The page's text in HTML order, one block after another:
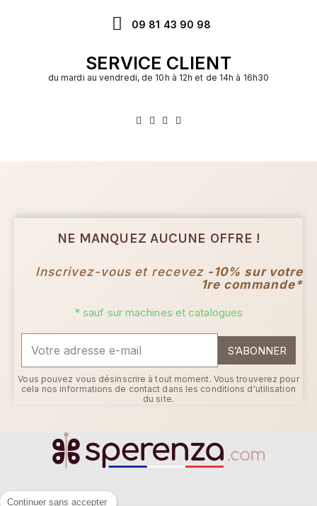
09 81 43 90 98
SERVICE CLIENT
du mardi au vendredi, de 10h à 12h et de 14h à 16h30
NE MANQUEZ AUCUNE OFFRE !
Inscrivez-vous et recevez -10% sur votre
1re commande*
* sauf sur machines et catalogues
S’ABONNER
Vous pouvez vous désinscrire à tout moment. Vous trouverez pour
cela nos informations de contact dans les conditions d'utilisation
du site.
Continuer sans accepter